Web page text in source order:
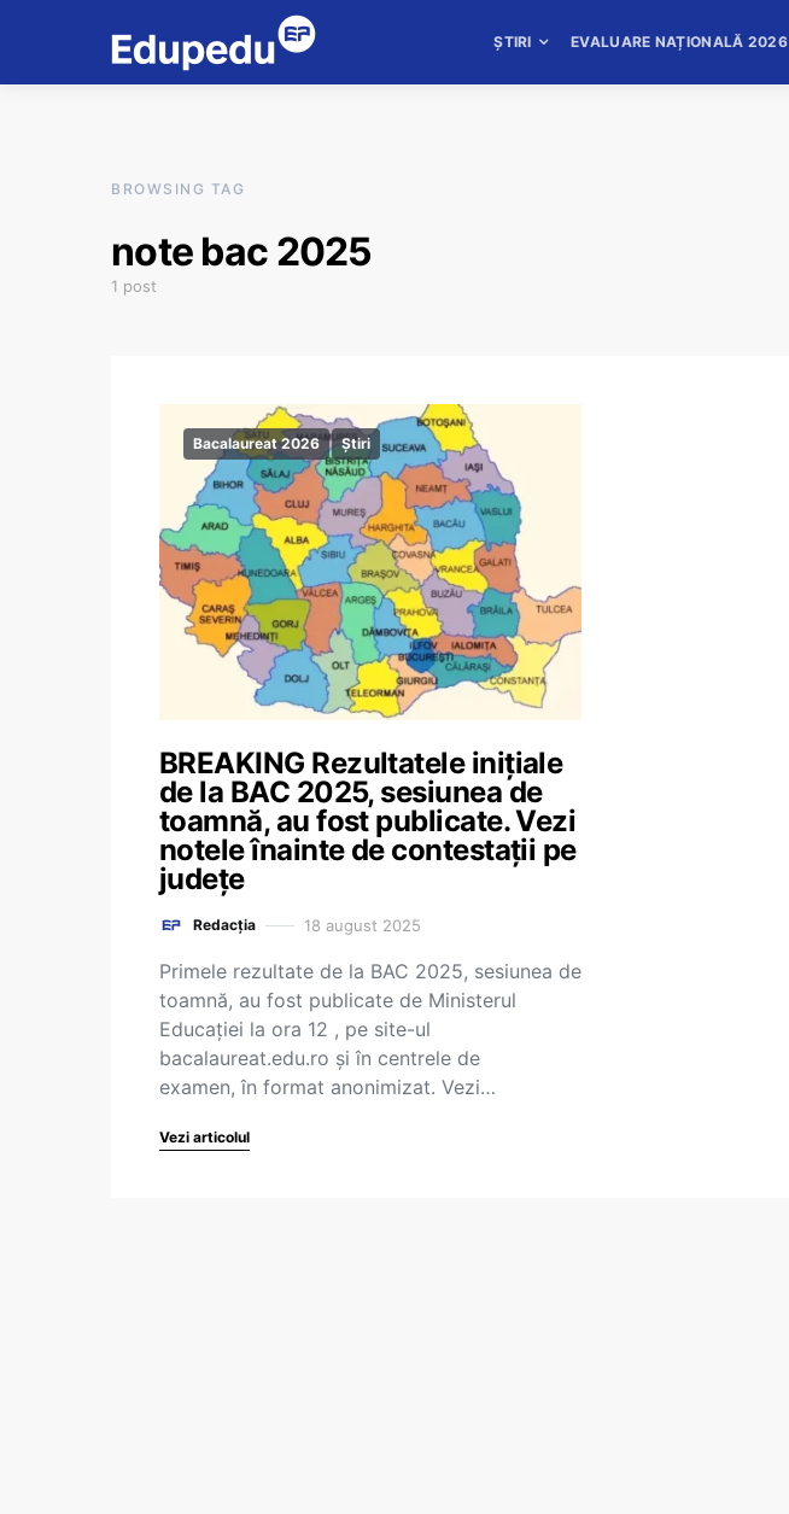
ȘTIRI EVALUARE NAȚIONALĂ 2026
BROWSING TAG
note bac 2025
1 post
Bacalaureat 2026 Știri
BREAKING Rezultatele inițiale
de la BAC 2025, sesiunea de
toamnă, au fost publicate. Vezi
notele înainte de contestații pe
județe
Redacția 18 august 2025
Primele rezultate de la BAC 2025, sesiunea de
toamnă, au fost publicate de Ministerul
Educației la ora 12 , pe site-ul
bacalaureat.edu.ro și în centrele de
examen, în format anonimizat. Vezi…
Vezi articolul